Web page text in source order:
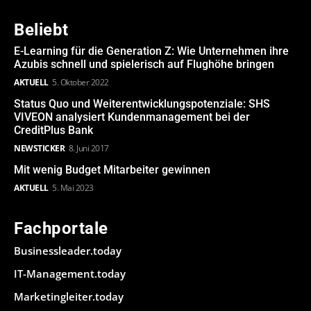
Beliebt
E-Learning für die Generation Z: Wie Unternehmen ihre
Azubis schnell und spielerisch auf Flughöhe bringen
AKTUELL 5. Oktober 2022
Status Quo und Weiterentwicklungspotenziale: SHS
VIVEON analysiert Kundenmanagement bei der
CreditPlus Bank
NEWSTICKER 8. Juni 2017
Mit wenig Budget Mitarbeiter gewinnen
AKTUELL 5. Mai 2023
Fachportale
Businessleader.today
IT-Management.today
Marketingleiter.today